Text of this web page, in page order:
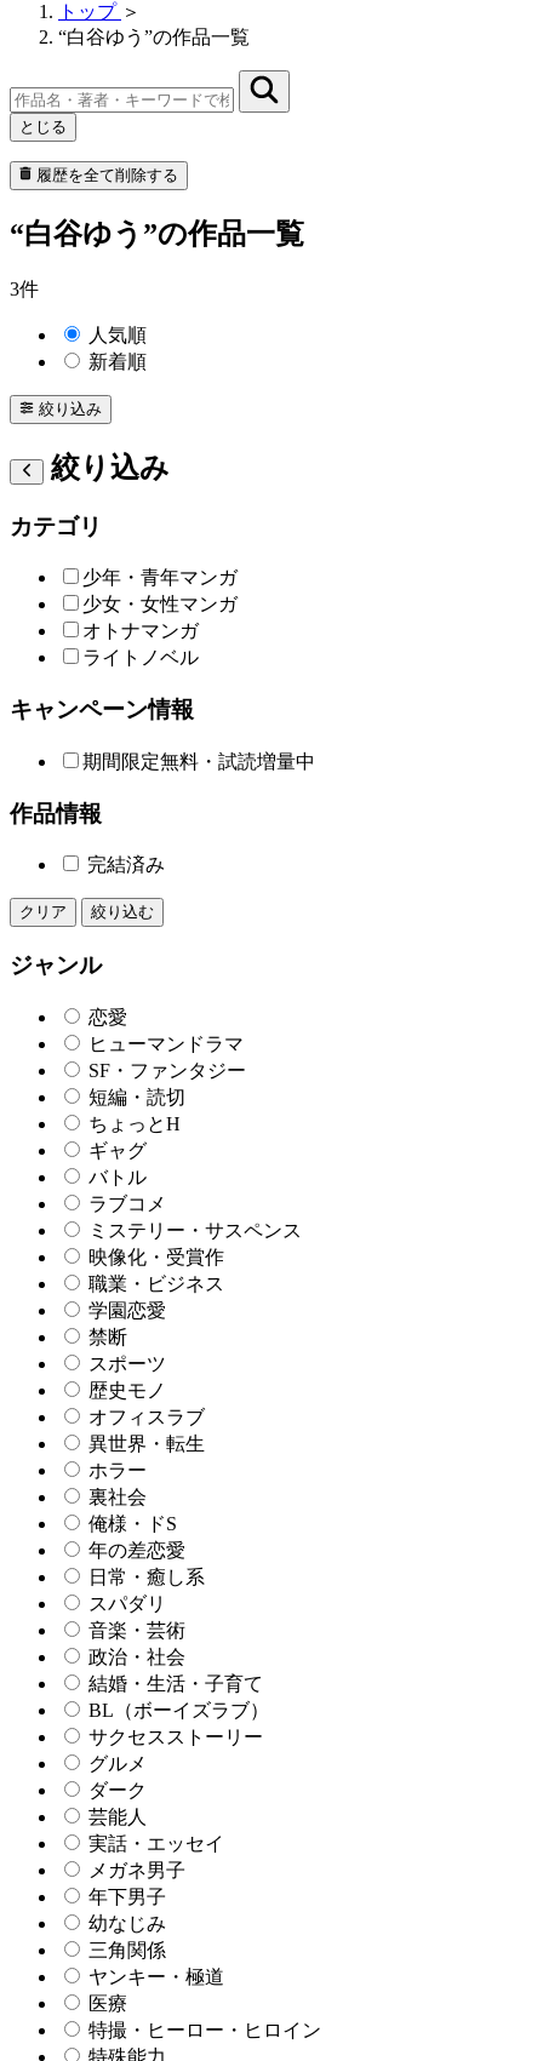
トップ ＞
“白谷ゆう”の作品一覧
とじる
履歴を全て削除する
“白谷ゆう”の作品一覧
3件
人気順
新着順
絞り込み
絞り込み
カテゴリ
少年・青年マンガ
少女・女性マンガ
オトナマンガ
ライトノベル
キャンペーン情報
期間限定無料・試読増量中
作品情報
完結済み
クリア 絞り込む
ジャンル
恋愛
ヒューマンドラマ
SF・ファンタジー
短編・読切
ちょっとH
ギャグ
バトル
ラブコメ
ミステリー・サスペンス
映像化・受賞作
職業・ビジネス
学園恋愛
禁断
スポーツ
歴史モノ
オフィスラブ
異世界・転生
ホラー
裏社会
俺様・ドS
年の差恋愛
日常・癒し系
スパダリ
音楽・芸術
政治・社会
結婚・生活・子育て
BL（ボーイズラブ）
サクセスストーリー
グルメ
ダーク
芸能人
実話・エッセイ
メガネ男子
年下男子
幼なじみ
三角関係
ヤンキー・極道
医療
特撮・ヒーロー・ヒロイン
特殊能力